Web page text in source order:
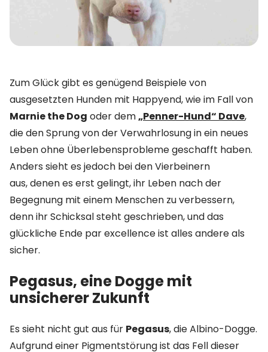
Zum Glück gibt es genügend Beispiele von
ausgesetzten Hunden mit Happyend, wie im Fall von
Marnie the Dog oder dem„Penner-Hund“ Dave,
die den Sprung von der Verwahrlosung in ein neues
Leben ohne Überlebensprobleme geschafft haben.
Anders sieht es jedoch bei den Vierbeinern
aus, denen es erst gelingt, ihr Leben nach der
Begegnung mit einem Menschen zu verbessern,
denn ihr Schicksal steht geschrieben, und das
glückliche Ende par excellence ist alles andere als
sicher.
Pegasus, eine Dogge mit
unsicherer Zukunft
Es sieht nicht gut aus für Pegasus, die Albino-Dogge.
Aufgrund einer Pigmentstörung ist das Fell dieser